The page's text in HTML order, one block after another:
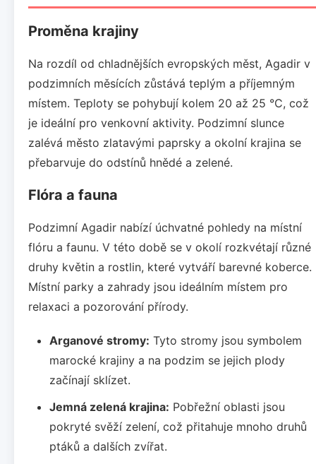
Proměna krajiny
Na rozdíl od chladnějších evropských měst, Agadir v
podzimních měsících zůstává teplým a příjemným
místem. Teploty se pohybují kolem 20 až 25 °C, což
je ideální pro venkovní aktivity. Podzimní slunce
zalévá město zlatavými paprsky a okolní krajina se
přebarvuje do odstínů hnědé a zelené.
Flóra a fauna
Podzimní Agadir nabízí úchvatné pohledy na místní
flóru a faunu. V této době se v okolí rozkvétají různé
druhy květin a rostlin, které vytváří barevné koberce.
Místní parky a zahrady jsou ideálním místem pro
relaxaci a pozorování přírody.
Arganové stromy: Tyto stromy jsou symbolem
marocké krajiny a na podzim se jejich plody
začínají sklízet.
Jemná zelená krajina: Pobřežní oblasti jsou
pokryté svěží zelení, což přitahuje mnoho druhů
ptáků a dalších zvířat.